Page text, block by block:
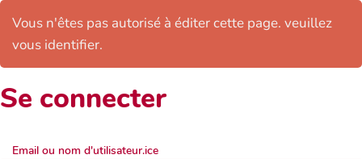
Vous n'êtes pas autorisé à éditer cette page. veuillez
vous identifier.
Se connecter
Email ou nom d'utilisateur.ice